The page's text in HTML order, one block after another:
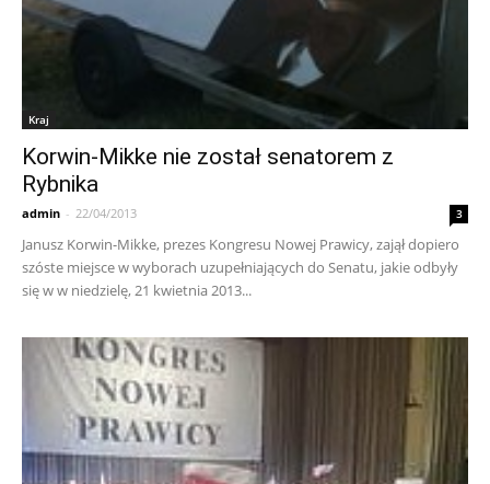
Kraj
Korwin-Mikke nie został senatorem z
Rybnika
admin - 22/04/2013 3
Janusz Korwin-Mikke, prezes Kongresu Nowej Prawicy, zajął dopiero
szóste miejsce w wyborach uzupełniających do Senatu, jakie odbyły
się w w niedzielę, 21 kwietnia 2013...